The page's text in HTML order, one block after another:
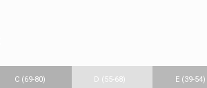
C (69-80) D (55-68) E (39-54)